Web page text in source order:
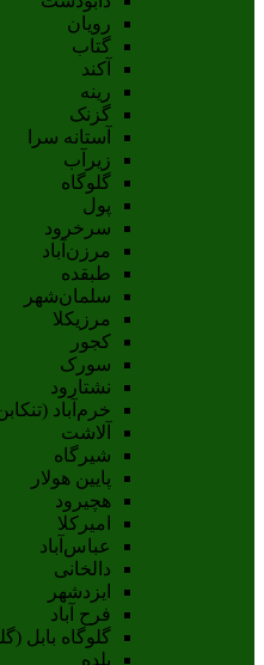
رویان
گتاب
آکند
رینه
گزنک
آستانه سرا
زیرآب
گلوگاه
پول
سرخرود
مرزن‌آباد
طبقده
سلمان‌شهر
مرزیکلا
کجور
سورک
نشتارود
خرم‌آباد (تنکابن)
آلاشت
شیرگاه
پایین هولار
هچیرود
امیرکلا
عباس‌آباد
دالخانی
ایزدشهر
فرح آباد
گلوگاه بابل (گلیا)
بلده